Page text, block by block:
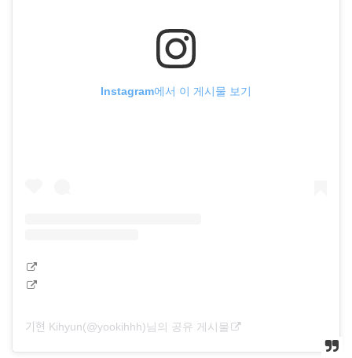
Instagram에서 이 게시물 보기
기현 Kihyun(@yookihhh)님의 공유 게시물